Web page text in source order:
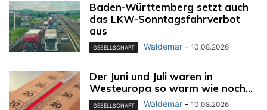
Baden-Württemberg setzt auch
das LKW-Sonntagsfahrverbot
aus
GESELLSCHAFT Waldemar - 10.08.2026
Der Juni und Juli waren in
Westeuropa so warm wie noch...
GESELLSCHAFT Waldemar - 10.08.2026